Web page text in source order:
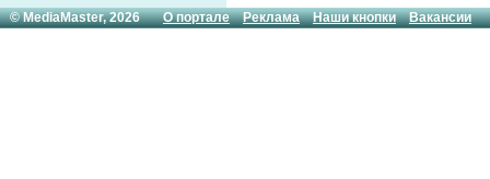
© MediaMaster, 2026О портале Реклама Наши кнопки Вакансии